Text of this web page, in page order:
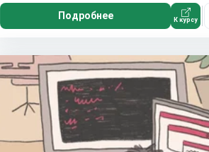
Подробнее К курсу